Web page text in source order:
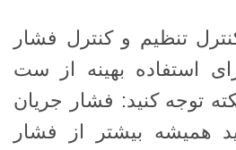
تنظیم و کنترل فشار
استفاده بهینه از ست
توجه کنید: فشار جریان
همیشه بیشتر از فشار